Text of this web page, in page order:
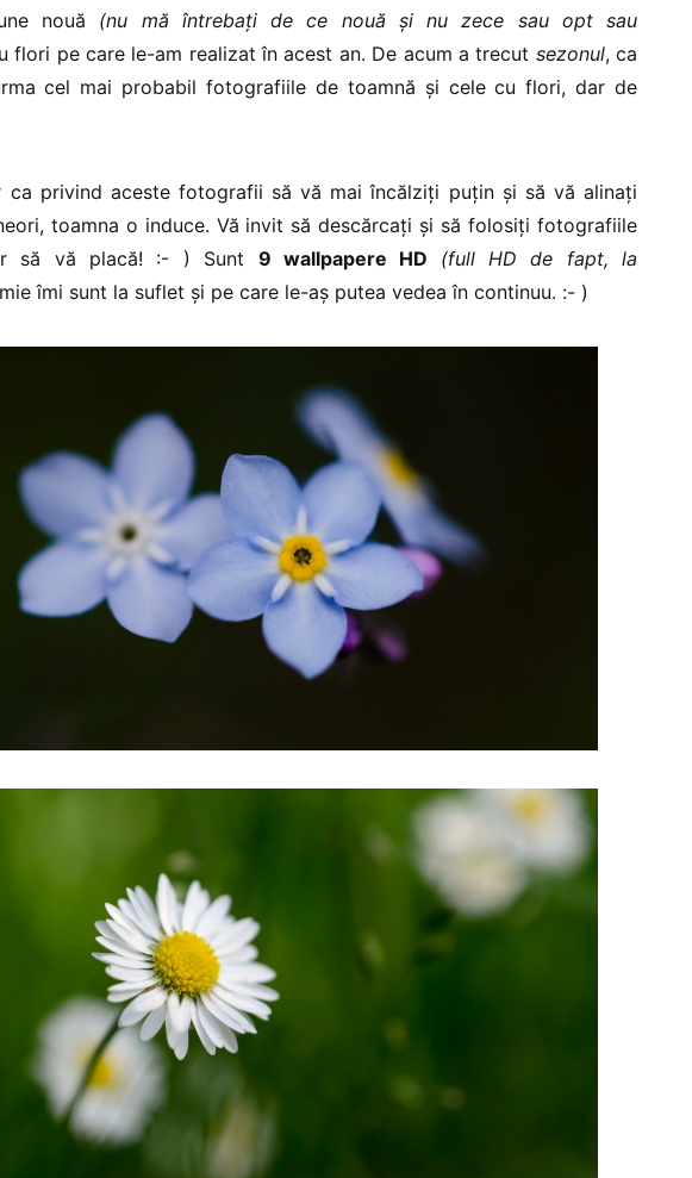
nouă (nu mă întrebați de ce nouă și nu zece sau opt sau
flori pe care le-am realizat în acest an. De acum a trecut sezonul, ca
cel mai probabil fotografiile de toamnă și cele cu flori, dar de
ca privind aceste fotografii să vă mai încălziți puțin și să vă alinați
toamna o induce. Vă invit să descărcați și să folosiți fotografiile
să vă placă! :- ) Sunt 9 wallpapere HD (full HD de fapt, la
îmi sunt la suflet și pe care le-aș putea vedea în continuu. :- )